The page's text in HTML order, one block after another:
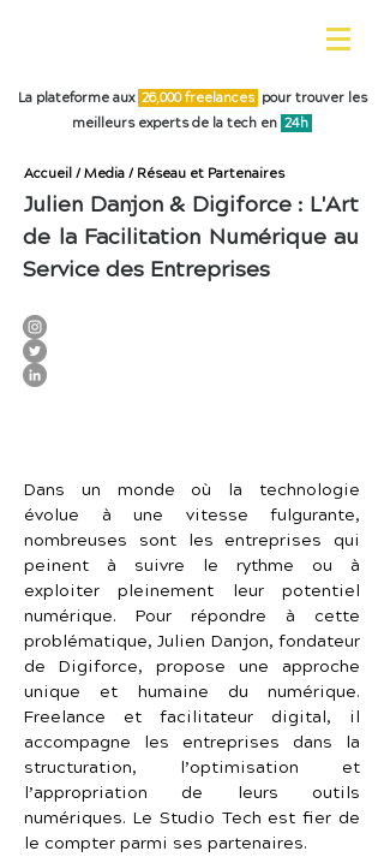
La plateforme aux 26,000 freelances pour trouver les
meilleurs experts de la tech en 24h
Accueil / Media / Réseau et Partenaires
Julien Danjon & Digiforce : L'Art
de la Facilitation Numérique au
Service des Entreprises
Dans un monde où la technologie
évolue à une vitesse fulgurante,
nombreuses sont les entreprises qui
peinent à suivre le rythme ou à
exploiter pleinement leur potentiel
numérique. Pour répondre à cette
problématique, Julien Danjon, fondateur
de Digiforce, propose une approche
unique et humaine du numérique.
Freelance et facilitateur digital, il
accompagne les entreprises dans la
structuration, l’optimisation et
l’appropriation de leurs outils
numériques. Le Studio Tech est fier de
le compter parmi ses partenaires.